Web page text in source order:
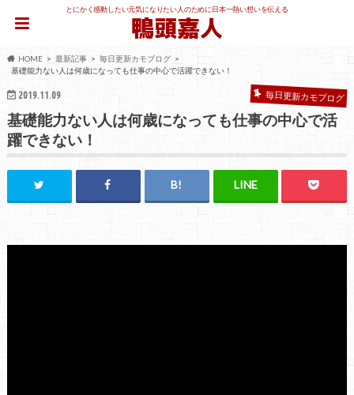
とにかく感動したい元気になりたい人のために日本一熱い想いを伝える
HOME 最新記事
毎日更新カモブログ
基礎能力ない人は何歳になっても仕事の中心で活躍できない！
2019.11.09 毎日更新カモブログ
基礎能力ない人は何歳になっても仕事の中心で活
躍できない！